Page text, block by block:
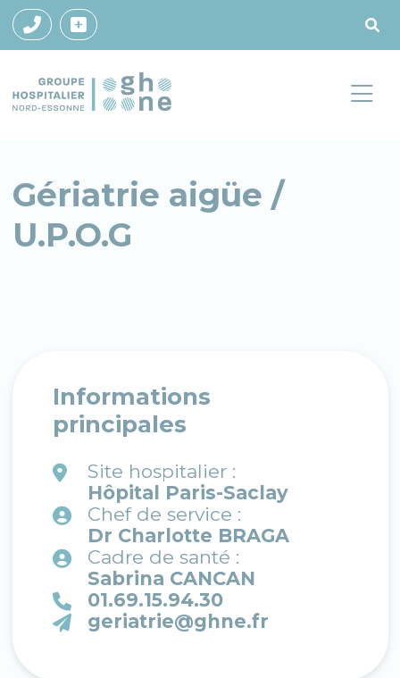
Gériatrie aigüe /
U.P.O.G
Informations
principales
Site hospitalier :
Hôpital Paris-Saclay
Chef de service :
Dr Charlotte BRAGA
Cadre de santé :
Sabrina CANCAN
01.69.15.94.30
geriatrie@ghne.fr